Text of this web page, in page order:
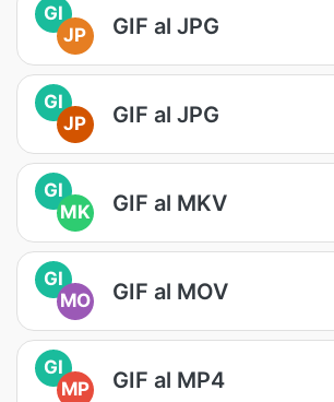
GI
JP
GIF al JPG
GI
JP
GIF al JPG
GI
MK
GIF al MKV
GI
MO
GIF al MOV
GI
MP
GIF al MP4